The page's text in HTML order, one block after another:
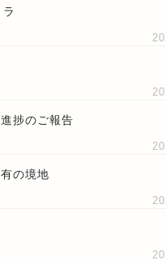
捗のご報告
の境地